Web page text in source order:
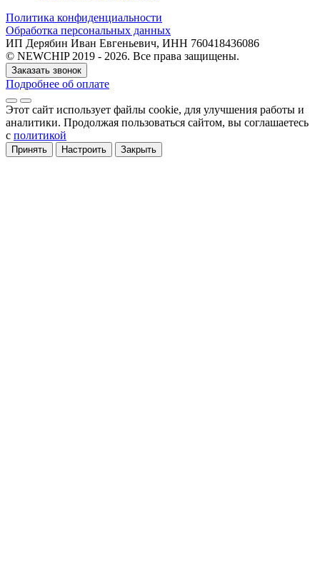
Политика конфиденциальности
Обработка персональных данных
ИП Дерябин Иван Евгеньевич, ИНН 760418436086
© NEWCHIP 2019 - 2026. Все права защищены.
Заказать звонок
Подробнее об оплате
Этот сайт использует файлы cookie, для улучшения работы и
аналитики. Продолжая пользоваться сайтом, вы соглашаетесь
с политикой
Принять Настроить Закрыть